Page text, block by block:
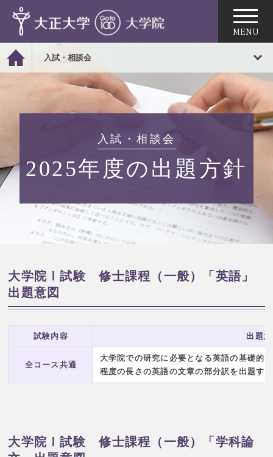
入試・相談会
入試・相談会
2025年度の出題方針
大学院Ⅰ試験 修士課程（一般）「英語」
出題意図
試験内容 出題
全コース共通
大学院での研究に必要となる英語の基礎的
程度の長さの英語の文章の部分訳を出題す
大学院Ⅰ試験 修士課程（一般）「学科論